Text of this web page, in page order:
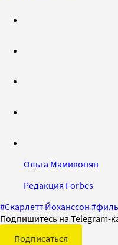
Ольга Мамиконян
Редакция Forbes
#Скарлетт Йоханссон #
Подпишитесь на Telegram-
Подписаться